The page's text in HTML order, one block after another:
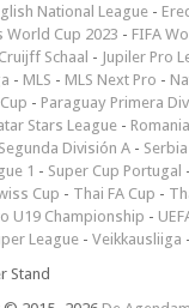
National League -
World Cup 2023 - FIFA
Schaal - Jupiler Pro
- MLS - MLS Next Pro -
- Paraguay Primera
Stars League -
Segunda División A -
1 - Super Cup Portugal -
Cup - Thai FA Cup -
U19 Championship -
League - Veikkausliiga -
Stand